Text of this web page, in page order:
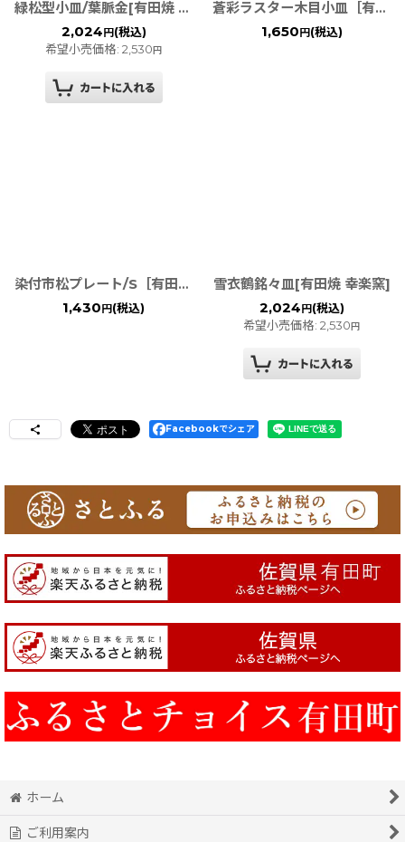
緑松型小皿/葉脈金[有田焼 幸楽窯]
2,024 円(税込)
希望小売価格: 2,530円
蒼彩ラスター木目小皿［有田焼 喜鶴製陶］
1,650 円(税込)
染付市松プレート/S［有田焼 そうた窯］
1,430 円 (税込)
雪衣鶴銘々皿[有田焼 幸楽窯]
2,024 円(税込)
希望小売価格: 2,530円
Facebookでシェア
ホーム
ご利用案内